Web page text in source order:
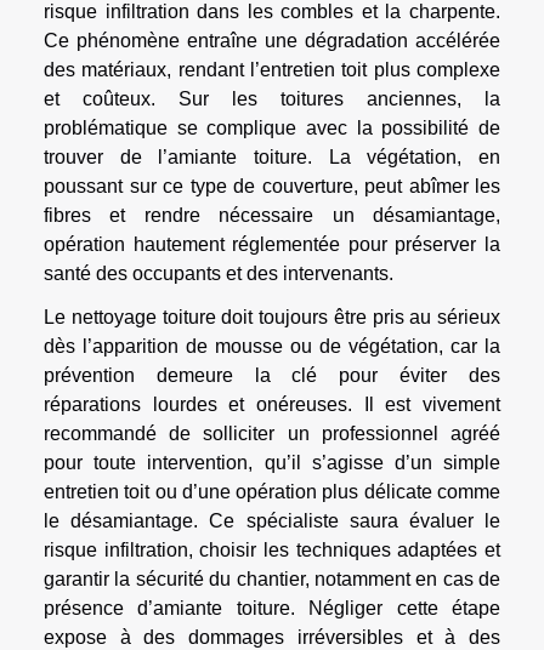
risque infiltration dans les combles et la charpente.
Ce phénomène entraîne une dégradation accélérée
des matériaux, rendant l’entretien toit plus complexe
et coûteux. Sur les toitures anciennes, la
problématique se complique avec la possibilité de
trouver de l’amiante toiture. La végétation, en
poussant sur ce type de couverture, peut abîmer les
fibres et rendre nécessaire un désamiantage,
opération hautement réglementée pour préserver la
santé des occupants et des intervenants.
Le nettoyage toiture doit toujours être pris au sérieux
dès l’apparition de mousse ou de végétation, car la
prévention demeure la clé pour éviter des
réparations lourdes et onéreuses. Il est vivement
recommandé de solliciter un professionnel agréé
pour toute intervention, qu’il s’agisse d’un simple
entretien toit ou d’une opération plus délicate comme
le désamiantage. Ce spécialiste saura évaluer le
risque infiltration, choisir les techniques adaptées et
garantir la sécurité du chantier, notamment en cas de
présence d’amiante toiture. Négliger cette étape
expose à des dommages irréversibles et à des